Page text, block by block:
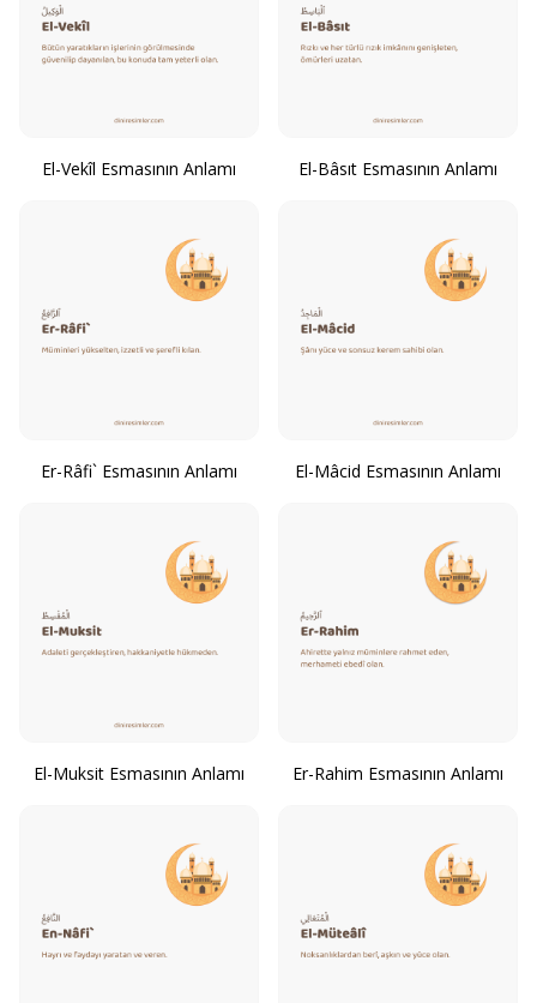
El-Vekîl Esmasının Anlamı
Er-Râfi` Esmasının Anlamı
El-Muksit Esmasının Anlamı
El-Bâsıt Esmasının Anlamı
El-Mâcid Esmasının Anlamı
Er-Rahim Esmasının Anlamı